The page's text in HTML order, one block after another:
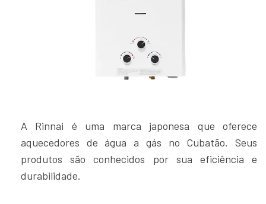
A Rinnai é uma marca japonesa que oferece
aquecedores de água a gás no Cubatão. Seus
produtos são conhecidos por sua eficiência e
durabilidade.